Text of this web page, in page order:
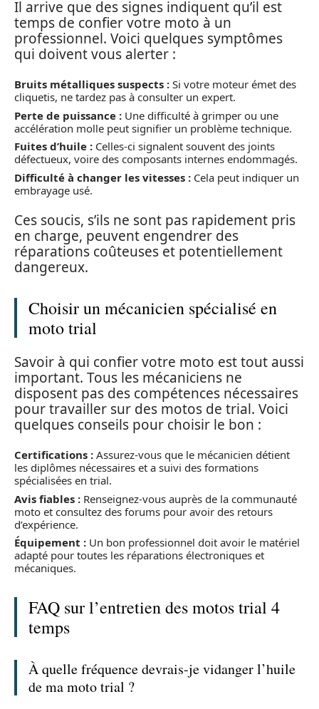
Il arrive que des signes indiquent qu’il est
temps de confier votre moto à un
professionnel. Voici quelques symptômes
qui doivent vous alerter :
Bruits métalliques suspects : Si votre moteur émet des
cliquetis, ne tardez pas à consulter un expert.
Perte de puissance : Une difficulté à grimper ou une
accélération molle peut signifier un problème technique.
Fuites d’huile : Celles-ci signalent souvent des joints
défectueux, voire des composants internes endommagés.
Difficulté à changer les vitesses : Cela peut indiquer un
embrayage usé.
Ces soucis, s’ils ne sont pas rapidement pris
en charge, peuvent engendrer des
réparations coûteuses et potentiellement
dangereux.
Choisir un mécanicien spécialisé en
moto trial
Savoir à qui confier votre moto est tout aussi
important. Tous les mécaniciens ne
disposent pas des compétences nécessaires
pour travailler sur des motos de trial. Voici
quelques conseils pour choisir le bon :
Certifications : Assurez-vous que le mécanicien détient
les diplômes nécessaires et a suivi des formations
spécialisées en trial.
Avis fiables : Renseignez-vous auprès de la communauté
moto et consultez des forums pour avoir des retours
d’expérience.
Équipement : Un bon professionnel doit avoir le matériel
adapté pour toutes les réparations électroniques et
mécaniques.
FAQ sur l’entretien des motos trial 4
temps
À quelle fréquence devrais-je vidanger l’huile
de ma moto trial ?